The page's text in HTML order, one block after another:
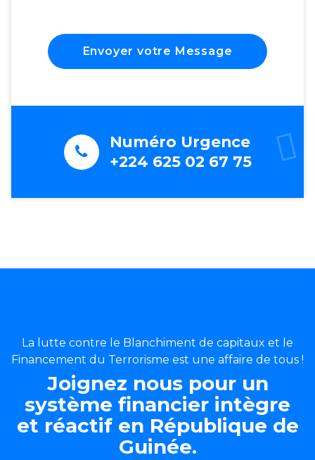
Envoyer votre Message
Numéro Urgence
+224 625 02 67 75
La lutte contre le Blanchiment de capitaux et le
Financement du Terrorisme est une affaire de tous !
Joignez nous pour un
système financier intègre
et réactif en République de
Guinée.